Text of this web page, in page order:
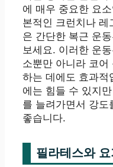
에 매우 중요한 요
본적인 크런치나 레
은 간단한 복근 운
보세요. 이러한 운
소뿐만 아니라 코어
하는 데에도 효과적
에는 힘들 수 있지
를 늘려가면서 강도
좋습니다.
필라테스와 요